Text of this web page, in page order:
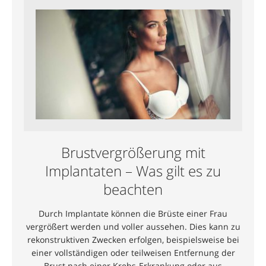
Brustvergrößerung mit
Implantaten – Was gilt es zu
beachten
Durch Implantate können die Brüste einer Frau
vergrößert werden und voller aussehen. Dies kann zu
rekonstruktiven Zwecken erfolgen, beispielsweise bei
einer vollständigen oder teilweisen Entfernung der